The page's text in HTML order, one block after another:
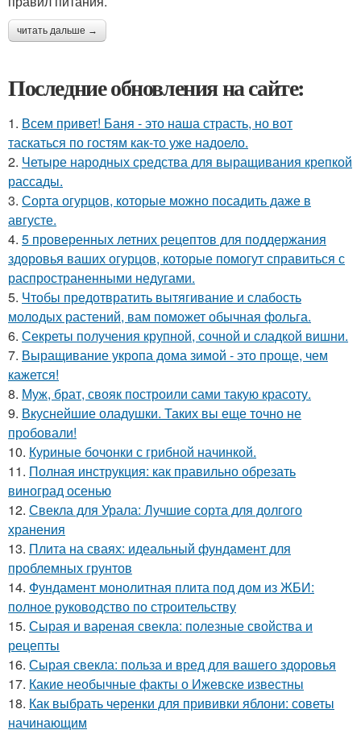
читать дальше →
Последние обновления на сайте:
1. Всем привет! Баня - это наша страсть, но вот
таскаться по гостям как-то уже надоело.
2. Четыре народных средства для выращивания крепкой
рассады.
3. Сорта огурцов, которые можно посадить даже в
августе.
4. 5 проверенных летних рецептов для поддержания
здоровья ваших огурцов, которые помогут справиться с
распространенными недугами.
5. Чтобы предотвратить вытягивание и слабость
молодых растений, вам поможет обычная фольга.
6. Секреты получения крупной, сочной и сладкой вишни.
7. Выращивание укропа дома зимой - это проще, чем
кажется!
8. Муж, брат, свояк построили сами такую красоту.
9. Вкуснейшие оладушки. Таких вы еще точно не
пробовали!
10. Куриные бочонки с грибной начинкой.
11. Полная инструкция: как правильно обрезать
виноград осенью
12. Свекла для Урала: Лучшие сорта для долгого
хранения
13. Плита на сваях: идеальный фундамент для
проблемных грунтов
14. Фундамент монолитная плита под дом из ЖБИ:
полное руководство по строительству
15. Сырая и вареная свекла: полезные свойства и
рецепты
16. Сырая свекла: польза и вред для вашего здоровья
17. Какие необычные факты о Ижевске известны
18. Как выбрать черенки для прививки яблони: советы
начинающим